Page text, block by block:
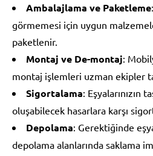
Ambalajlama ve Paketleme
görmemesi için uygun
paketlenir.
Montaj ve De-montaj:
montaj işlemleri uzman ekipler
Sigortalama: Eşyalarınızın
oluşabilecek hasarlara karşı
Depolama: Gerektiğinde
depolama alanlarında saklama